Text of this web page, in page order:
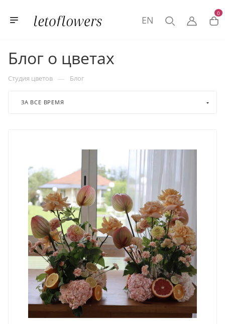
0
EN
Блог о цветах
Студия цветов — Блог
ЗА ВСЕ ВРЕМЯ